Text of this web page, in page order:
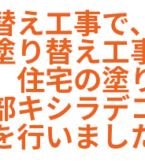
見積書の見方
え工事で
り替え工
住宅の塗
キシラデ
いまし